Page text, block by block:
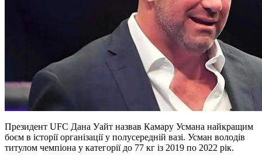
Президент UFC Дана Уайт назвав Камару Усмана найкращим
боєм в історії організації у полусередній вазі. Усман володів
титулом чемпіона у категорії до 77 кг із 2019 по 2022 рік.